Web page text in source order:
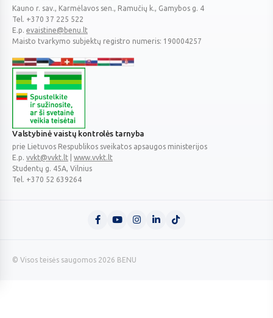
Kauno r. sav., Karmėlavos sen., Ramučių k., Gamybos g. 4
Tel. +370 37 225 522
E.p. evaistine@benu.lt
Maisto tvarkymo subjektų registro numeris: 190004257
Valstybinė vaistų kontrolės tarnyba
prie Lietuvos Respublikos sveikatos apsaugos ministerijos
E.p. vvkt@vvkt.lt
www.vvkt.lt
Studentų g. 45A, Vilnius
Tel. +370 52 639264
© Visos teisės saugomos 2026 BENU